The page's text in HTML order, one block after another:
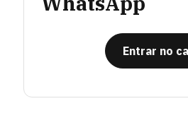
Entrar no